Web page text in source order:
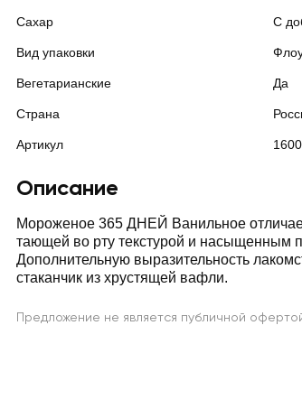
Сахар С
Вид упаковки
Вегетарианские Да
Страна
Артикул
Описание
Мороженое 365 ДНЕЙ Ванильное
тающей во рту текстурой и насыщенным
Дополнительную выразительность
стаканчик из хрустящей вафли.
Предложение не является публичной